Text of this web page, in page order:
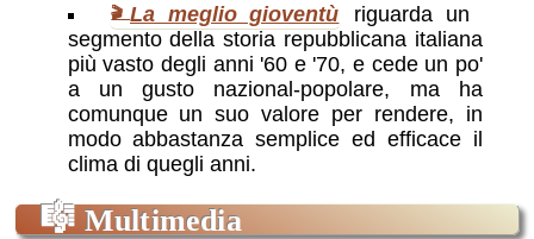
La meglio gioventù
riguarda un
segmento della storia repubblicana italiana
più vasto degli anni '60 e '70, e cede un po'
a un gusto nazional-popolare, ma ha
comunque un suo valore per rendere, in
modo abbastanza semplice ed efficace il
clima di quegli anni.
🎼 Multimedia